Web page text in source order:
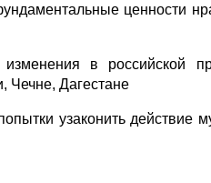
ценности
в российской
Чечне, Дагестане
узаконить действие